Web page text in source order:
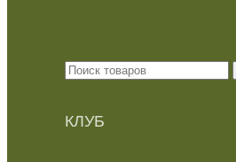
КЛУБ